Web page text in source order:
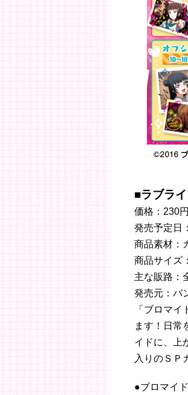
■ラブラ
価格：230円
発売予定日
商品素材：
商品サイズ
主な販路：
発売元：バ
「ブロマ
ます！日常
イドに、上
入りのＳＰ
●ブロマイ